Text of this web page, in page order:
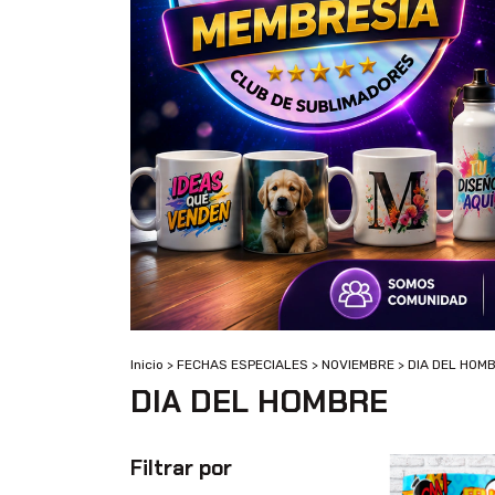
Inicio > FECHAS ESPECIALES > NOVIEMBRE > DIA DEL
DIA DEL HOMBRE
Filtrar por